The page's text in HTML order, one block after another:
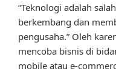
“Teknologi adalah
berkembang dan
pengusaha.” Oleh
mencoba bisnis di
mobile atau e-